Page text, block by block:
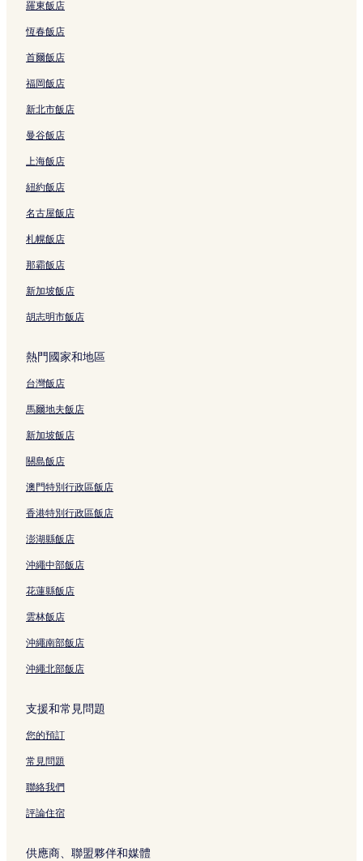
羅東飯店
恆春飯店
首爾飯店
福岡飯店
新北市飯店
曼谷飯店
上海飯店
紐約飯店
名古屋飯店
札幌飯店
那霸飯店
新加坡飯店
胡志明市飯店
熱門國家和地區
台灣飯店
馬爾地夫飯店
新加坡飯店
關島飯店
澳門特別行政區飯店
香港特別行政區飯店
澎湖縣飯店
沖繩中部飯店
花蓮縣飯店
雲林飯店
沖繩南部飯店
沖繩北部飯店
支援和常見問題
您的預訂
常見問題
聯絡我們
評論住宿
供應商、聯盟夥伴和媒體